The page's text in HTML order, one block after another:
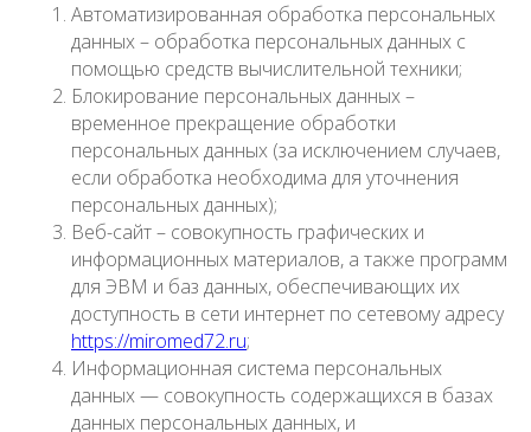
Автоматизированная обработка персональных
данных – обработка персональных данных с
помощью средств вычислительной техники;
Блокирование персональных данных –
временное прекращение обработки
персональных данных (за исключением случаев,
если обработка необходима для уточнения
персональных данных);
Веб-сайт – совокупность графических и
информационных материалов, а также программ
для ЭВМ и баз данных, обеспечивающих их
доступность в сети интернет по сетевому адресу
https://miromed72.ru;
Информационная система персональных
данных — совокупность содержащихся в базах
данных персональных данных, и